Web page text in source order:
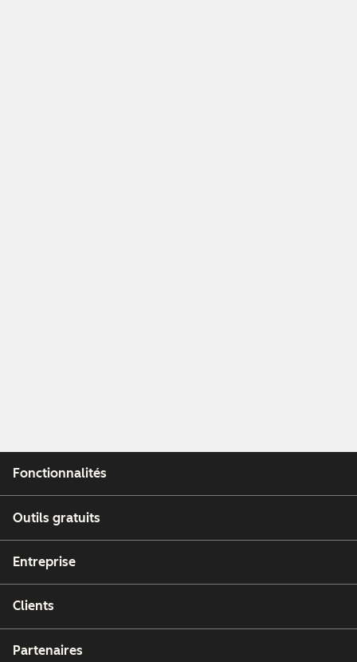
Fonctionnalités
Outils gratuits
Entreprise
Clients
Partenaires